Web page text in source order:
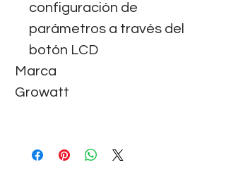
configuración de
parámetros a través del
botón LCD
Marca
Growatt